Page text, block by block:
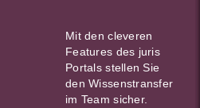
Mit den cleveren
Features des juris
Portals stellen Sie
den Wissenstransfer
im Team sicher.